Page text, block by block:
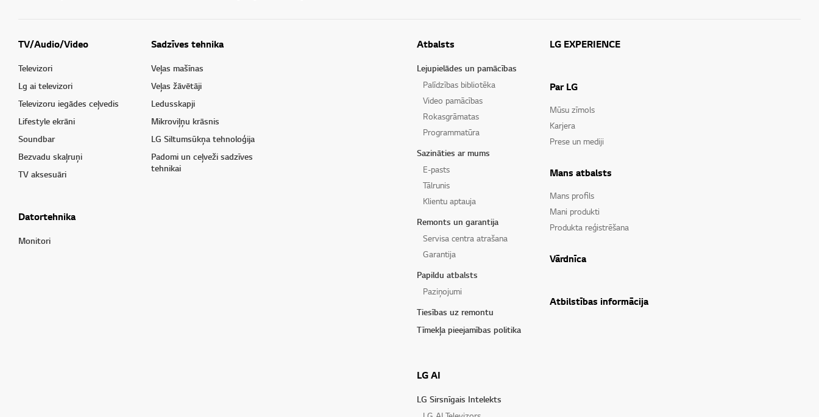
TV/Audio/Video
Televizori
Lg ai televizori
Televizoru iegādes ceļvedis
Lifestyle ekrāni
Soundbar
Bezvadu skaļruņi
TV aksesuāri
Sadzīves tehnika
Veļas mašīnas
Veļas žāvētāji
Ledusskapji
Mikroviļņu krāsnis
LG Siltumsūkņa tehnoloģija
Padomi un ceļveži sadzīves
tehnikai
Datortehnika
Monitori
Atbalsts
Lejupielādes un pamācības
Palīdzības bibliotēka
Video pamācības
Rokasgrāmatas
Programmatūra
Sazināties ar mums
E-pasts
Tālrunis
Klientu aptauja
Remonts un garantija
Servisa centra atrašana
Garantija
Papildu atbalsts
Paziņojumi
Tiesības uz remontu
Tīmekļa pieejamības politika
LG AI
LG Sirsnīgais Intelekts
LG EXPERIENCE
Par LG
Mūsu zīmols
Karjera
Prese un mediji
Mans atbalsts
Mans profils
Mani produkti
Produkta reģistrēšana
Vārdnīca
Atbilstības informācija